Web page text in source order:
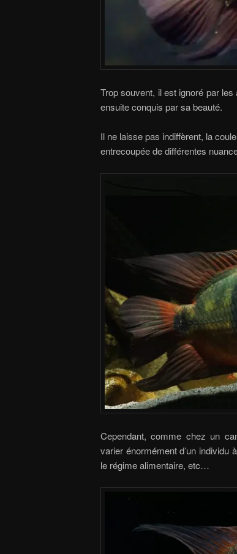
Trop souvent, il est ignoré par
ensuite conquis par sa beauté.
Il ne laisse pas indiffèrent, la
entrecoupée de différentes
Cependant, comme chez un
varier énormément d’un individu
le régime alimentaire, etc…